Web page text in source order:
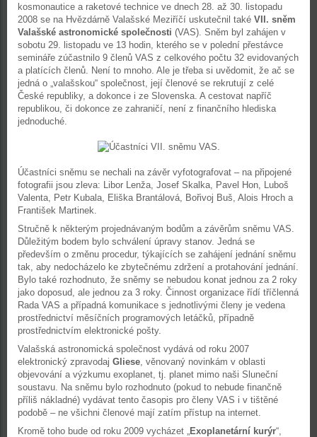
kosmonautice a raketové technice ve dnech 28. až 30. listopadu
2008 se na Hvězdárně Valašské Meziříčí uskutečnil také VII. sněm
Valašské astronomické společnosti (VAS). Sněm byl zahájen v
sobotu 29. listopadu ve 13 hodin, kterého se v polední přestávce
semináře zúčastnilo 9 členů VAS z celkového počtu 32 evidovaných
a platících členů. Není to mnoho. Ale je třeba si uvědomit, že ač se
jedná o „valašskou“ společnost, její členové se rekrutují z celé
České republiky, a dokonce i ze Slovenska. A cestovat napříč
republikou, či dokonce ze zahraničí, není z finančního hlediska
jednoduché.
Účastníci sněmu se nechali na závěr vyfotografovat – na připojené
fotografii jsou zleva: Libor Lenža, Josef Skalka, Pavel Hon, Luboš
Valenta, Petr Kubala, Eliška Brantálová, Bořivoj Buš, Alois Hroch a
František Martinek.
Stručně k některým projednávaným bodům a závěrům sněmu VAS.
Důležitým bodem bylo schválení úpravy stanov. Jedná se
především o změnu procedur, týkajících se zahájení jednání sněmu
tak, aby nedocházelo ke zbytečnému zdržení a protahování jednání.
Bylo také rozhodnuto, že sněmy se nebudou konat jednou za 2 roky
jako doposud, ale jednou za 3 roky. Činnost organizace řídí tříčlenná
Rada VAS a případná komunikace s jednotlivými členy je vedena
prostřednictví měsíčních programových letáčků, případně
prostřednictvím elektronické pošty.
Valašská astronomická společnost vydává od roku 2007
elektronický zpravodaj Gliese, věnovaný novinkám v oblasti
objevování a výzkumu exoplanet, tj. planet mimo naši Sluneční
soustavu. Na sněmu bylo rozhodnuto (pokud to nebude finančně
příliš nákladné) vydávat tento časopis pro členy VAS i v tištěné
podobě – ne všichni členové mají zatím přístup na internet.
Kromě toho bude od roku 2009 vycházet „Exoplanetární kurýr“,